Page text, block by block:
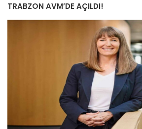
TRABZON AVM’DE AÇILDI!